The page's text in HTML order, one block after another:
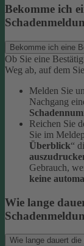
Bekomme ich
Bekomme ich eine
Ob Sie eine
Weg ab, auf dem
Melden Sie
Nachgang
Reichen Sie
Sie im
Überblick“
Gebrauch,
keine
Wie lange
Wie lange dauert